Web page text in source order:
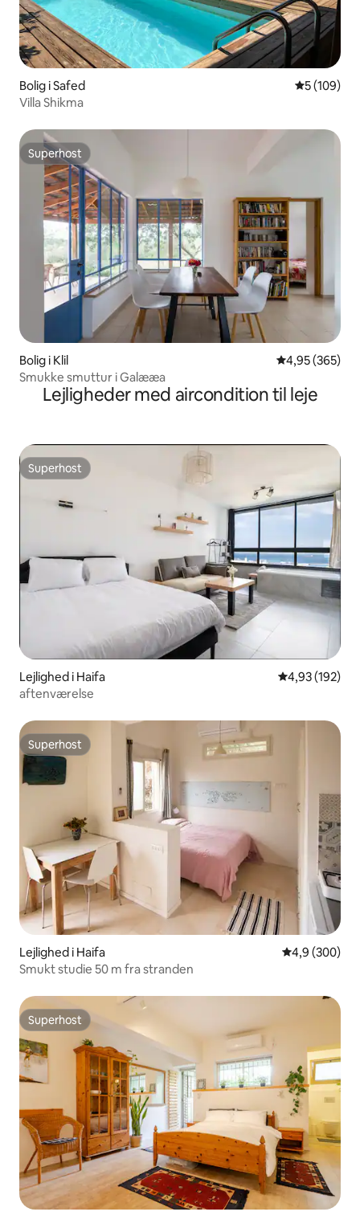
Bolig i Safed 5 ud af 5 i
5 (109)
Villa Shikma
Superhost
Superhost
Bolig i Klil 4,95 ud af 5 i
4,95 (365)
Smukke smuttur i Galææa
Lejligheder med aircondition til leje
Superhost
Superhost
Lejlighed i Haifa 4,93 ud af 5 i
4,93 (192)
aftenværelse
Superhost
Superhost
Lejlighed i Haifa 4,9 ud af 5 i
4,9 (300)
Smukt studie 50 m fra stranden
Superhost
Superhost